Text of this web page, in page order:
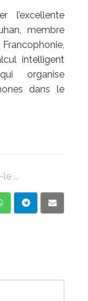
l’excellente
membre
intelligent
organise
dans le
...